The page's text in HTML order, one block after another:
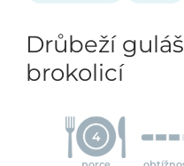
Drůbeží
brokolicí
4